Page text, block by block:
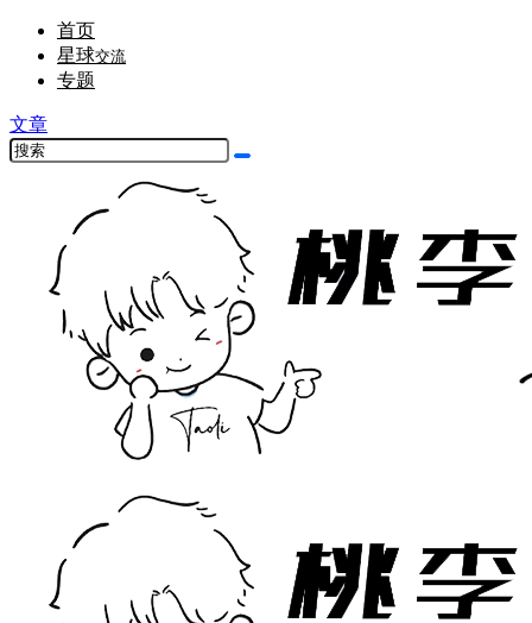
首页
星球交流
专题
文章